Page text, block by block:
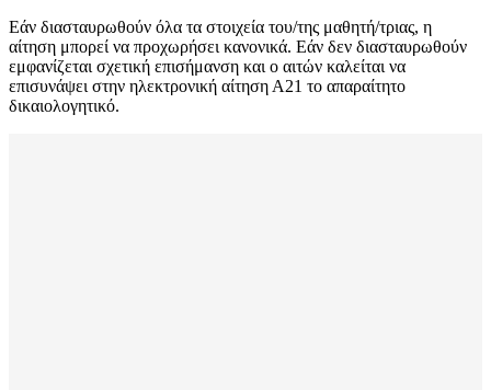
Εάν διασταυρωθούν όλα τα στοιχεία του/της μαθητή/τριας, η
αίτηση μπορεί να προχωρήσει κανονικά. Εάν δεν διασταυρωθούν
εμφανίζεται σχετική επισήμανση και ο αιτών καλείται να
επισυνάψει στην ηλεκτρονική αίτηση Α21 το απαραίτητο
δικαιολογητικό.